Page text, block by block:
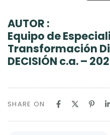
AUTOR :
Equipo de
Transformación
DECISIÓN c.a. –
SHARE ON